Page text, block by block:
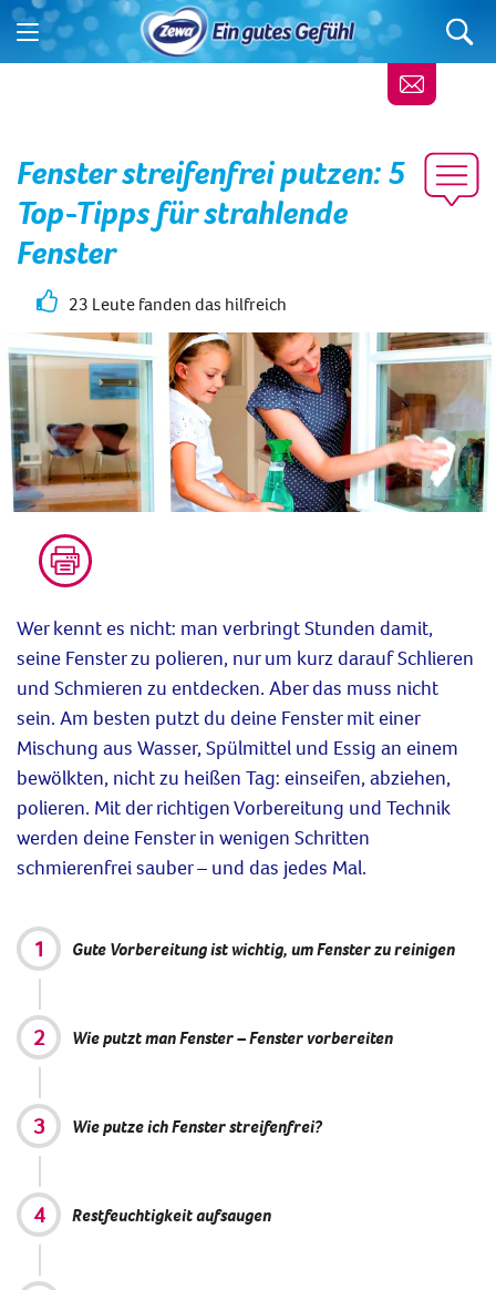
Fenster streifenfrei putzen: 5
Top-Tipps für strahlende
Fenster
23 Leute fanden das hilfreich
Wer kennt es nicht: man verbringt Stunden damit,
seine Fenster zu polieren, nur um kurz darauf Schlieren
und Schmieren zu entdecken. Aber das muss nicht
sein. Am besten putzt du deine Fenster mit einer
Mischung aus Wasser, Spülmittel und Essig an einem
bewölkten, nicht zu heißen Tag: einseifen, abziehen,
polieren. Mit der richtigen Vorbereitung und Technik
werden deine Fenster in wenigen Schritten
schmierenfrei sauber – und das jedes Mal.
Gute Vorbereitung ist wichtig, um Fenster zu reinigen
Wie putzt man Fenster – Fenster vorbereiten
Wie putze ich Fenster streifenfrei?
Restfeuchtigkeit aufsaugen